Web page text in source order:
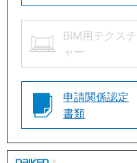
BIM用テクスチ
ャー
申請関係認定
書類